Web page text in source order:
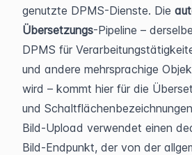
genutzte DPMS-Dienste. Die
Übersetzungs-Pipeline –
DPMS für
und andere mehrsprachige
wird – kommt hier für die
und
Bild-Upload verwendet einen
Bild-Endpunkt, der von der